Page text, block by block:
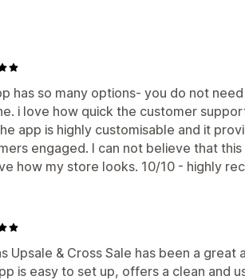
&ドロップエディタ
とおすすめ
送保証 無料ギフト 商品アドオン おす
購入される商品 バンドル ボリューム
おすすめ
情報のパフォーマンス
な価格設定方式
設定
段階的な価格設定 数量割引 デ
ムディスカウント 一律割引
割引率に
ィスカウント
無料配送 BOGO 定期
設定 カスタム価格
has so many options- you do not
i love how quick the customer
app is highly customisable and it
engaged. I can not believe that
how my store looks. 10/10 - highly
Upsale & Cross Sale has been a
is easy to set up, offers a clean and